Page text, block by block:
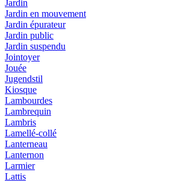
Jardin
Jardin en mouvement
Jardin épurateur
Jardin public
Jardin suspendu
Jointoyer
Jouée
Jugendstil
Kiosque
Lambourdes
Lambrequin
Lambris
Lamellé-collé
Lanterneau
Lanternon
Larmier
Lattis